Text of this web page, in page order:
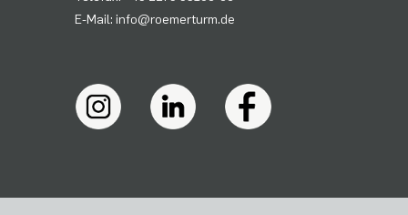
E-Mail: info@roemerturm.de